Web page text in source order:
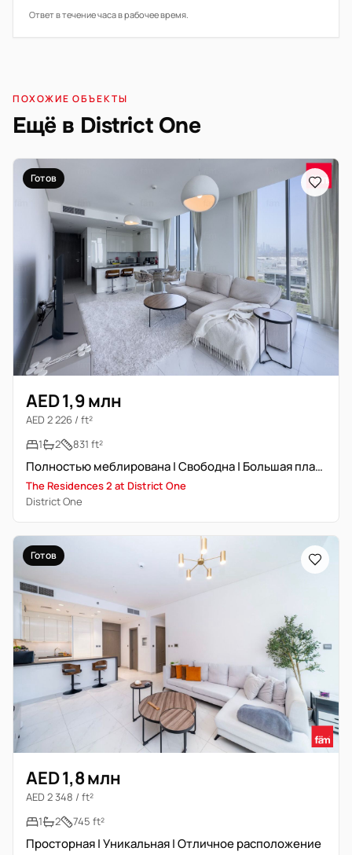
Ответ в течение часа в рабочее время.
ПОХОЖИЕ ОБЪЕКТЫ
Ещё в District One
Готов
AED 1,9 млн
AED 2 226 / ft²
1
2 831 ft²
Полностью меблирована | Свободна | Большая планировка
The Residences 2 at District One
District One
Готов
AED 1,8 млн
AED 2 348 / ft²
1
2 745 ft²
Просторная | Уникальная | Отличное расположение